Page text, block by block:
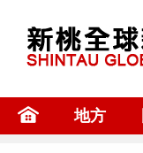
地方